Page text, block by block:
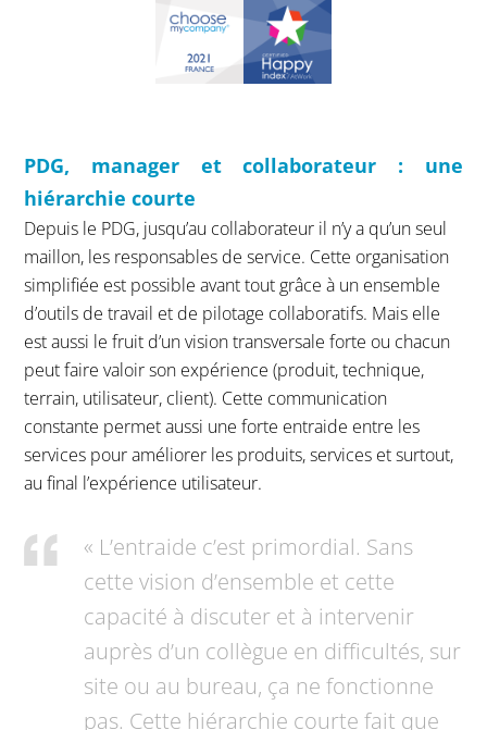
PDG, manager et collaborateur : une
hiérarchie courte
Depuis le PDG, jusqu’au collaborateur il n’y a qu’un seul
maillon, les responsables de service. Cette organisation
simplifiée est possible avant tout grâce à un ensemble
d’outils de travail et de pilotage collaboratifs. Mais elle
est aussi le fruit d’un vision transversale forte ou chacun
peut faire valoir son expérience (produit, technique,
terrain, utilisateur, client). Cette communication
constante permet aussi une forte entraide entre les
services pour améliorer les produits, services et surtout,
au final l’expérience utilisateur.
« L’entraide c’est primordial. Sans
cette vision d’ensemble et cette
capacité à discuter et à intervenir
auprès d’un collègue en difficultés, sur
site ou au bureau, ça ne fonctionne
pas. Cette hiérarchie courte fait que